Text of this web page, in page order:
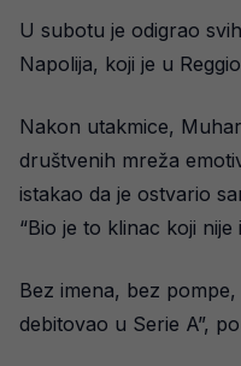
U subotu je odigrao
Napolija, koji je u
Nakon utakmice,
društvenih mreža
istakao da je ostvario
“Bio je to klinac koji
Bez imena, bez
debitovao u Serie A”,